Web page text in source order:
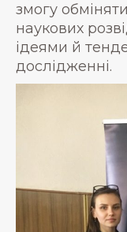
змогу
наукових
ідеями й
дослідженні.